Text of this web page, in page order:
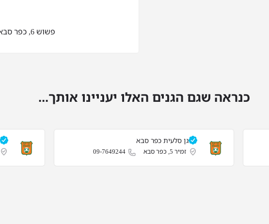
פשוש 6, כפר סבא
כנראה שגם הגנים האלו יעניינו אותך...
גן סלעית כפר סבא
זמיר 5, כפר סבא 09-7649244